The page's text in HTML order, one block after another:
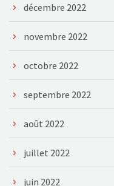
décembre 2022
novembre 2022
octobre 2022
septembre 2022
août 2022
juillet 2022
juin 2022